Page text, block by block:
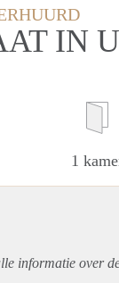
IN
1
informatie over